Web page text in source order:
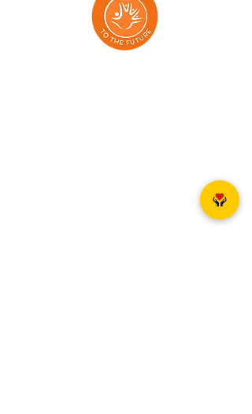
Elewatorska 9, Białystok 15-620
Aleja Wolności 15, Częstochowa 42-202
al. 29 Listopada 130/524, Kraków 31-406